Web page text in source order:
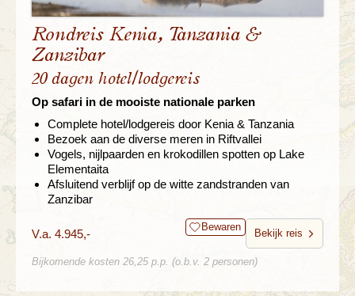
Rondreis Kenia, Tanzania &
Zanzibar
20 dagen hotel/lodgereis
Op safari in de mooiste nationale parken
Complete hotel/lodgereis door Kenia & Tanzania
Bezoek aan de diverse meren in Riftvallei
Vogels, nijlpaarden en krokodillen spotten op Lake
Elementaita
Afsluitend verblijf op de witte zandstranden van
Zanzibar
V.a. 4.945,- Bewaren
Bekijk reis
Bijkomende kosten 26,25 p.p. (o.b.v. 2 personen)